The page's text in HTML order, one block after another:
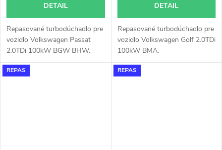
DETAIL
Repasované turbodúchadlo pre
vozidlo Volkswagen Passat
2.0TDi 100kW BGW BHW.
DETAIL
Repasované turbodúchadlo pre
vozidlo Volkswagen Golf 2.0TDi
100kW BMA.
REPAS REPAS